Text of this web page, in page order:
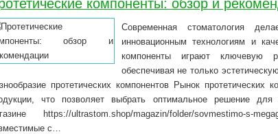
компоненты: обзор и
Современная стоматология
инновационным технологиям и
компоненты играют ключевую
обеспечивая не только
протетических компонентов Рынок протетических
что позволяет выбрать оптимальное решение
https://ultrastom.shop/magazin/folder/sovmestimo-s-
с…